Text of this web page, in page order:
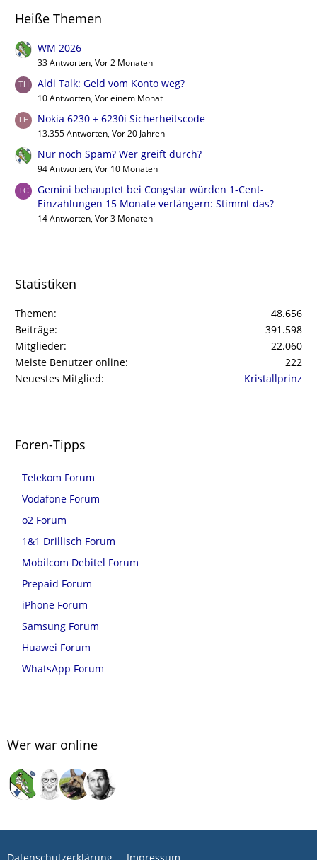
Heiße Themen
WM 2026
33 Antworten, Vor 2 Monaten
Aldi Talk: Geld vom Konto weg?
10 Antworten, Vor einem Monat
Nokia 6230 + 6230i Sicherheitscode
13.355 Antworten, Vor 20 Jahren
Nur noch Spam? Wer greift durch?
94 Antworten, Vor 10 Monaten
Gemini behauptet bei Congstar würden 1-Cent-
Einzahlungen 15 Monate verlängern: Stimmt das?
14 Antworten, Vor 3 Monaten
Statistiken
Themen
48.656
Beiträge
391.598
Mitglieder
22.060
Meiste Benutzer online
222
Neuestes Mitglied
Kristallprinz
Foren-Tipps
Telekom Forum
Vodafone Forum
o2 Forum
1&1 Drillisch Forum
Mobilcom Debitel Forum
Prepaid Forum
iPhone Forum
Samsung Forum
Huawei Forum
WhatsApp Forum
Wer war online